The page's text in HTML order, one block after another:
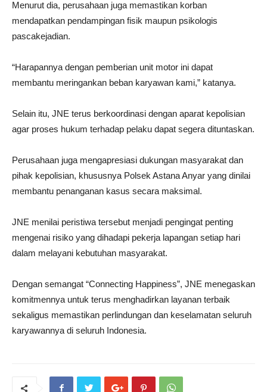
Menurut dia, perusahaan juga memastikan korban
mendapatkan pendampingan fisik maupun psikologis
pascakejadian.
“Harapannya dengan pemberian unit motor ini dapat
membantu meringankan beban karyawan kami,” katanya.
Selain itu, JNE terus berkoordinasi dengan aparat kepolisian
agar proses hukum terhadap pelaku dapat segera dituntaskan.
Perusahaan juga mengapresiasi dukungan masyarakat dan
pihak kepolisian, khususnya Polsek Astana Anyar yang dinilai
membantu penanganan kasus secara maksimal.
JNE menilai peristiwa tersebut menjadi pengingat penting
mengenai risiko yang dihadapi pekerja lapangan setiap hari
dalam melayani kebutuhan masyarakat.
Dengan semangat “Connecting Happiness”, JNE menegaskan
komitmennya untuk terus menghadirkan layanan terbaik
sekaligus memastikan perlindungan dan keselamatan seluruh
karyawannya di seluruh Indonesia.